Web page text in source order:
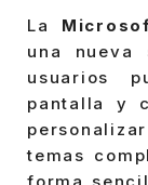
La
una nueva
usuarios
pantalla y
temas